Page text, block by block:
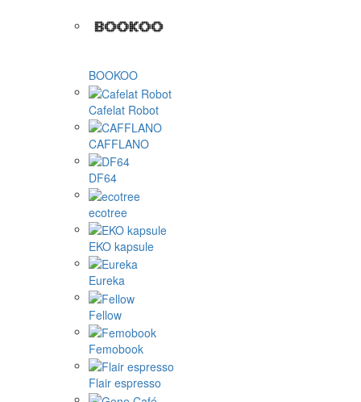
BOOKOO
Cafelat Robot
CAFFLANO
DF64
ecotree
EKO kapsule
Eureka
Fellow
Femobook
Flair espresso